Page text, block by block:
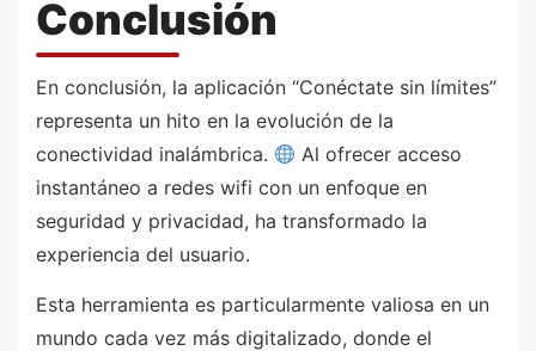
Conclusión
En conclusión, la aplicación “Conéctate sin límites”
representa un hito en la evolución de la
conectividad inalámbrica.
Al ofrecer acceso
instantáneo a redes wifi con un enfoque en
seguridad y privacidad, ha transformado la
experiencia del usuario.
Esta herramienta es particularmente valiosa en un
mundo cada vez más digitalizado, donde el